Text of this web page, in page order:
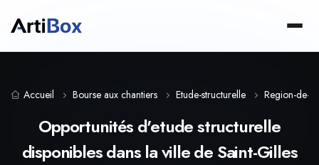
Accueil Bourse aux chantiers Etude-structurelle Region-de-
Opportunités d'etude structurelle
disponibles dans la ville de Saint-Gilles